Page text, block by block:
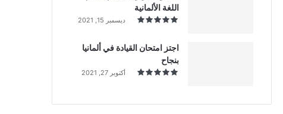
اللغة الألمانية
ديسمبر 15, 2021
اجتز امتحان القيادة في ألمانيا
بنجاح
أكتوبر 27, 2021